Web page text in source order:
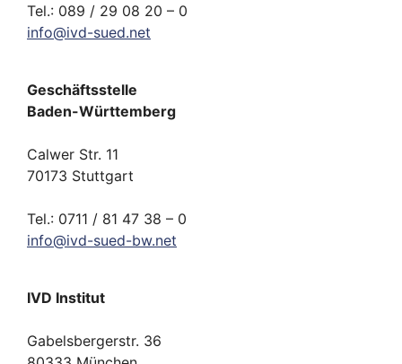
Tel.: 089 / 29 08 20 – 0
info@ivd-sued.net
Geschäftsstelle
Baden-Württemberg
Calwer Str. 11
70173 Stuttgart
Tel.: 0711 / 81 47 38 – 0
info@ivd-sued-bw.net
IVD Institut
Gabelsbergerstr. 36